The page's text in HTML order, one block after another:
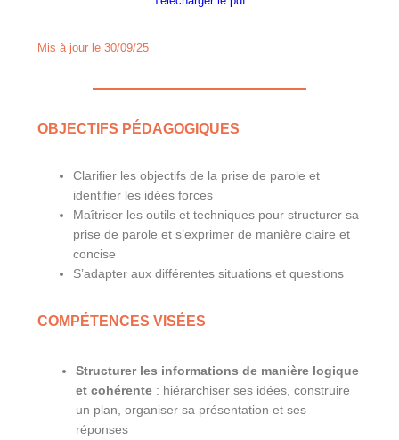
Mis à jour le 30/09/25
OBJECTIFS PÉDAGOGIQUES
Clarifier les objectifs de la prise de parole et
identifier les idées forces
Maîtriser les outils et techniques pour structurer sa
prise de parole et s’exprimer de manière claire et
concise
S’adapter aux différentes situations et questions
COMPÉTENCES VISÉES
Structurer les informations de manière logique
et cohérente : hiérarchiser ses idées, construire
un plan, organiser sa présentation et ses
réponses